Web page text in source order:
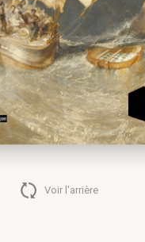
Voir l'arrière